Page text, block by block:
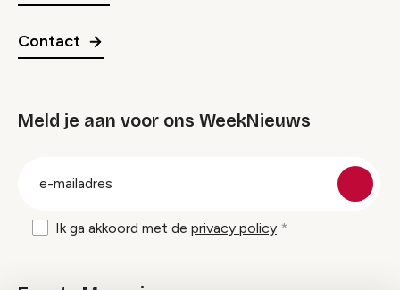
Contact
Meld je aan voor ons WeekNieuws
Ik ga akkoord met de privacy policy